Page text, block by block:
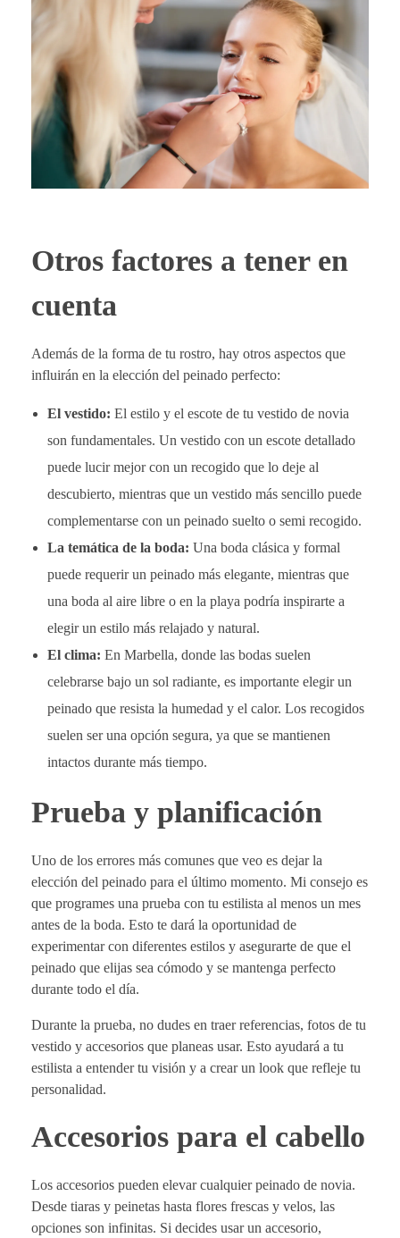
Otros factores a tener en
cuenta
Además de la forma de tu rostro, hay otros aspectos que
influirán en la elección del peinado perfecto:
El vestido: El estilo y el escote de tu vestido de novia
son fundamentales. Un vestido con un escote detallado
puede lucir mejor con un recogido que lo deje al
descubierto, mientras que un vestido más sencillo puede
complementarse con un peinado suelto o semi recogido.
La temática de la boda: Una boda clásica y formal
puede requerir un peinado más elegante, mientras que
una boda al aire libre o en la playa podría inspirarte a
elegir un estilo más relajado y natural.
El clima: En Marbella, donde las bodas suelen
celebrarse bajo un sol radiante, es importante elegir un
peinado que resista la humedad y el calor. Los recogidos
suelen ser una opción segura, ya que se mantienen
intactos durante más tiempo.
Prueba y planificación
Uno de los errores más comunes que veo es dejar la
elección del peinado para el último momento. Mi consejo es
que programes una prueba con tu estilista al menos un mes
antes de la boda. Esto te dará la oportunidad de
experimentar con diferentes estilos y asegurarte de que el
peinado que elijas sea cómodo y se mantenga perfecto
durante todo el día.
Durante la prueba, no dudes en traer referencias, fotos de tu
vestido y accesorios que planeas usar. Esto ayudará a tu
estilista a entender tu visión y a crear un look que refleje tu
personalidad.
Accesorios para el cabello
Los accesorios pueden elevar cualquier peinado de novia.
Desde tiaras y peinetas hasta flores frescas y velos, las
opciones son infinitas. Si decides usar un accesorio,